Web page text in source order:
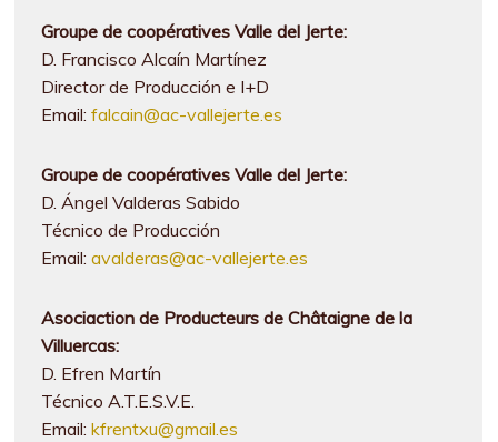
Groupe de coopératives Valle del Jerte:
D. Francisco Alcaín Martínez
Director de Producción e I+D
Email:falcain@ac-vallejerte.es
Groupe de coopératives Valle del Jerte:
D. Ángel Valderas Sabido
Técnico de Producción
Email:avalderas@ac-vallejerte.es
Asociaction de Producteurs de Châtaigne de la
Villuercas:
D. Efren Martín
Técnico A.T.E.S.V.E.
Email:kfrentxu@gmail.es